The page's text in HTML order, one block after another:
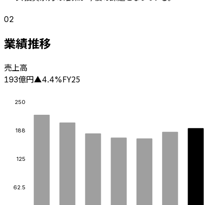
02
業績推移
売上高
193億円▲4.4%FY25
62.5
125
188
250